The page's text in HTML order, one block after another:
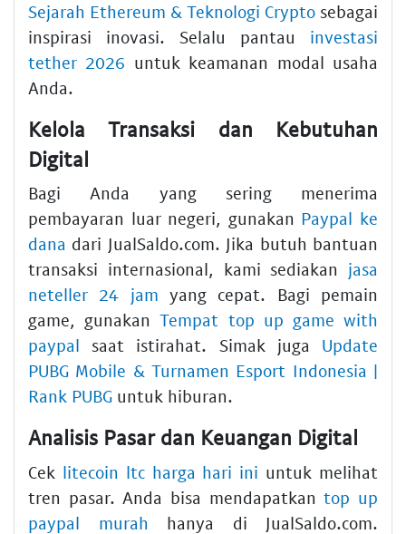
Sejarah Ethereum & Teknologi Crypto sebagai
inspirasi inovasi. Selalu pantau investasi
tether 2026 untuk keamanan modal usaha
Anda.
Kelola Transaksi dan Kebutuhan
Digital
Bagi Anda yang sering menerima
pembayaran luar negeri, gunakan Paypal ke
dana dari JualSaldo.com. Jika butuh bantuan
transaksi internasional, kami sediakan jasa
neteller 24 jam yang cepat. Bagi pemain
game, gunakanTempat top up game with
paypal saat istirahat. Simak juga Update
PUBG Mobile & Turnamen Esport Indonesia |
Rank PUBG untuk hiburan.
Analisis Pasar dan Keuangan Digital
Cek litecoin ltc harga hari ini untuk melihat
tren pasar. Anda bisa mendapatkantop up
paypal murah hanya di JualSaldo.com.